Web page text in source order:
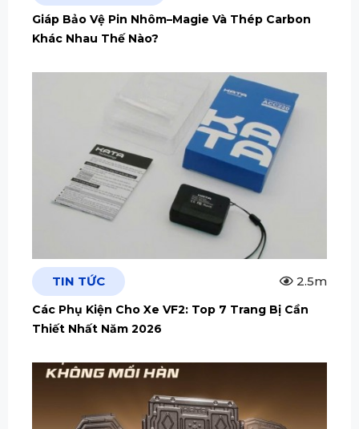
Giáp Bảo Vệ Pin Nhôm–Magie Và Thép Carbon
Khác Nhau Thế Nào?
TIN TỨC 2.5m
Các Phụ Kiện Cho Xe VF2: Top 7 Trang Bị Cần
Thiết Nhất Năm 2026